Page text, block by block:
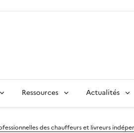
Ressources Actualités
des chauffeurs et livreurs